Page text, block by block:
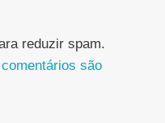
reduzir spam.
são